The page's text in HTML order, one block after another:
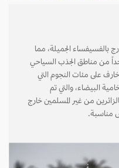
الجميلة، مما
مناطق الجذب السياحي
على مئات النجوم التي
البيضاء، والتي تم
من غير المسلمين خارج